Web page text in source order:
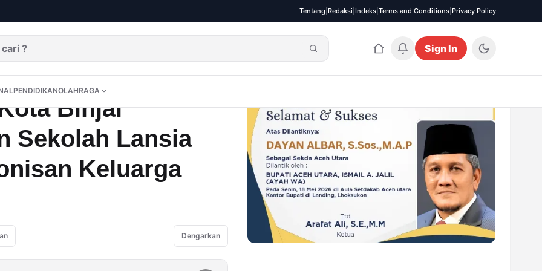
Tentang Redaksi Indeks Terms and Conditions Privacy Policy
OPININUSANTARAINTERNASIONALPENDIDIKANOLAHRAGA
Sign In
PENDIDIKANOLAHRAGA
Sekolah Lansia dalam Keharmonisan Keluarga
Binjai
Sekolah Lansia
Keluarga
Dengarkan